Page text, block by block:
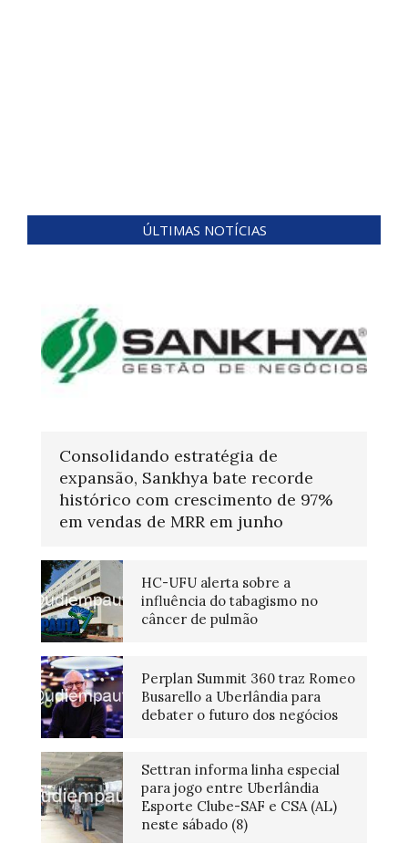
ÚLTIMAS NOTÍCIAS
Consolidando estratégia de
expansão, Sankhya bate recorde
histórico com crescimento de 97%
em vendas de MRR em junho
HC-UFU alerta sobre a
influência do tabagismo no
câncer de pulmão
Perplan Summit 360 traz Romeo
Busarello a Uberlândia para
debater o futuro dos negócios
Settran informa linha especial
para jogo entre Uberlândia
Esporte Clube-SAF e CSA (AL)
neste sábado (8)